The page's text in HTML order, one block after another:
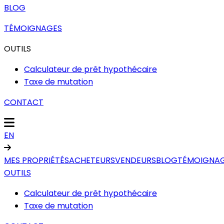
BLOG
TÉMOIGNAGES
OUTILS
Calculateur de prêt hypothécaire
Taxe de mutation
CONTACT
EN
MES PROPRIÉTÉSACHETEURSVENDEURSBLOG
OUTILS
Calculateur de prêt hypothécaire
Taxe de mutation